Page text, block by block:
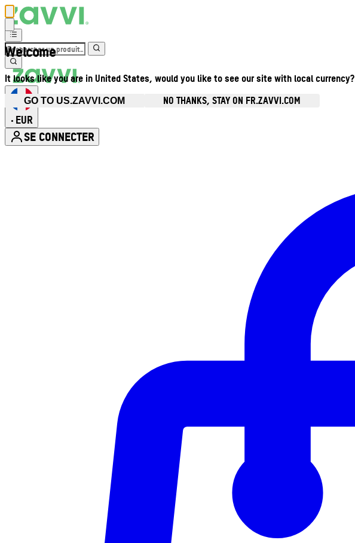
Welcome
It looks like you are in United States, would you like to see our site with local currency?
GO TO US.ZAVVI.COM NO THANKS, STAY ON FR.ZAVVI.COM
• EUR
SE CONNECTER